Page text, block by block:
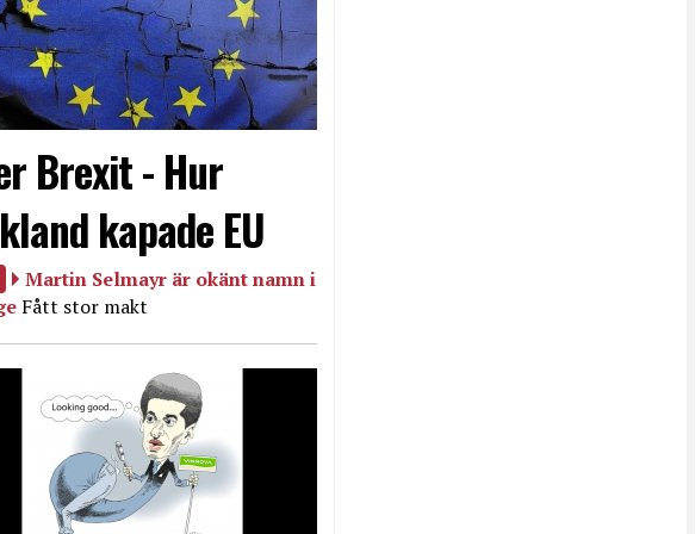
Brexit - Hur
kapade EU
Martin Selmayr är okänt namn i
Fått stor makt